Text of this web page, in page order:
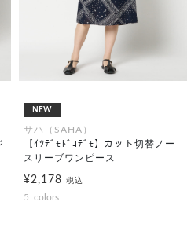
NEW
サハ（SAHA）
【ｲﾂﾃﾞﾓﾄﾞｺﾃﾞﾓ】カット切替ノー
スリーブワンピース
¥2,178 税込
5 colors